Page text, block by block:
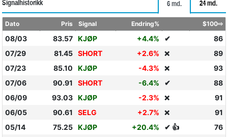
Signalhistorikk 6 md. 24 md.
Dato Pris Signal Endring% $100⇨
08/03 83.57 KJØP +4.4% ✔
86
07/29
81.45 SHORT +2.6% ❌
89
07/23
85.10 KJØP -4.3% ❌
93
07/06
90.91 SHORT -6.4% ✔
88
06/09
93.03 KJØP -2.3% ❌
91
06/05
90.61 SELG +2.7% ❌
91
05/14
75.25 KJØP +20.4% ✔ 👍
76